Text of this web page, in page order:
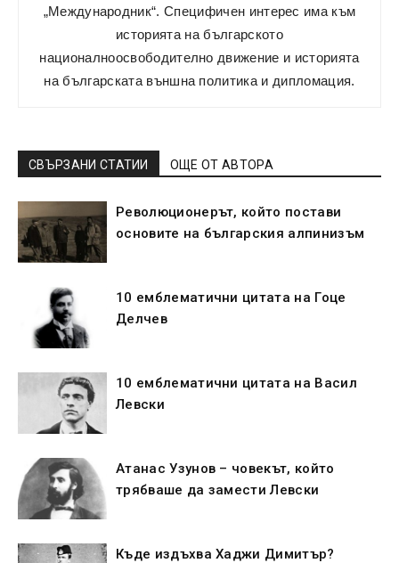
„Международник“. Специфичен интерес има към
историята на българското
националноосвободително движение и историята
на българската външна политика и дипломация.
СВЪРЗАНИ СТАТИИ ОЩЕ ОТ АВТОРА
Революционерът, който постави
основите на българския алпинизъм
10 емблематични цитата на Гоце
Делчев
10 емблематични цитата на Васил
Левски
Атанас Узунов – човекът, който
трябваше да замести Левски
Къде издъхва Хаджи Димитър?